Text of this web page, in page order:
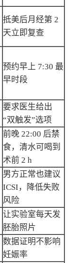
抵美后月经第 2
天立即复查
预约早上 7:30 最
早时段
要求医生给出
“双触发”选项
前晚 22:00 后禁
食，清水可喝到
术前 2 h
男方正常也建议
ICSI，降低失败
风险
让实验室每天发
胚胎照片
数据证明不影响
妊娠率